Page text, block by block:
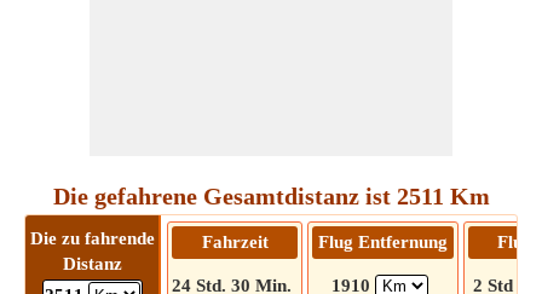
Die gefahrene Gesamtdistanz ist 2511 Km
Die zu fahrende
Distanz
Fahrzeit
24 Std. 30 Min.
Flug Entfernung
1910 2 Std